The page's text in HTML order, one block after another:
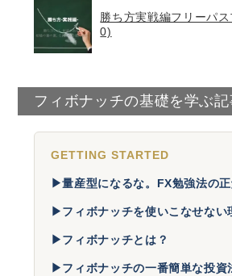
勝ち方実戦編フリーパ
0)
フィボナッチの基礎を学ぶ記
GETTING STARTED
▶量産型になるな。FX勉強法の正
▶フィボナッチを使いこなせない
▶フィボナッチとは？
▶フィボナッチの一番簡単な投資